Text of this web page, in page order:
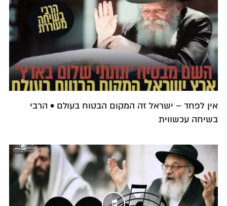
אין לפחד – ישראל זה המקום הבטוח בעולם • הרבי
בשיחה עכשווית